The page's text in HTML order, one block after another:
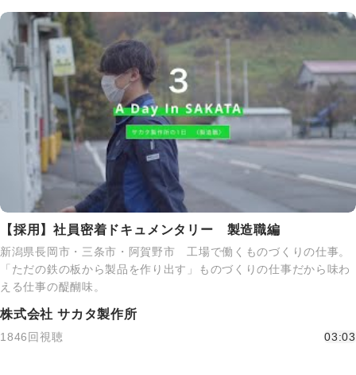
【採用】社員密着ドキュメンタリー 製造職編
新潟県長岡市・三条市・阿賀野市 工場で働くものづくりの仕事。
「ただの鉄の板から製品を作り出す」ものづくりの仕事だから味わ
える仕事の醍醐味。
株式会社 サカタ製作所
1846回視聴 03:03